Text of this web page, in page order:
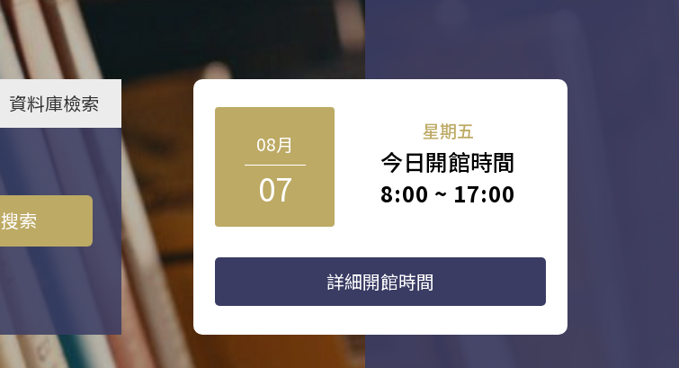
資料庫檢索
搜索
08月
07
星期五
今日開館時間
8:00 ~ 17:00
詳細開館時間